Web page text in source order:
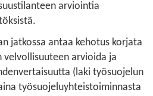
arviointia
jatkossa antaa kehotus korjata
arvioida ja
(laki työsuojelun
työsuojeluyhteistoiminnasta